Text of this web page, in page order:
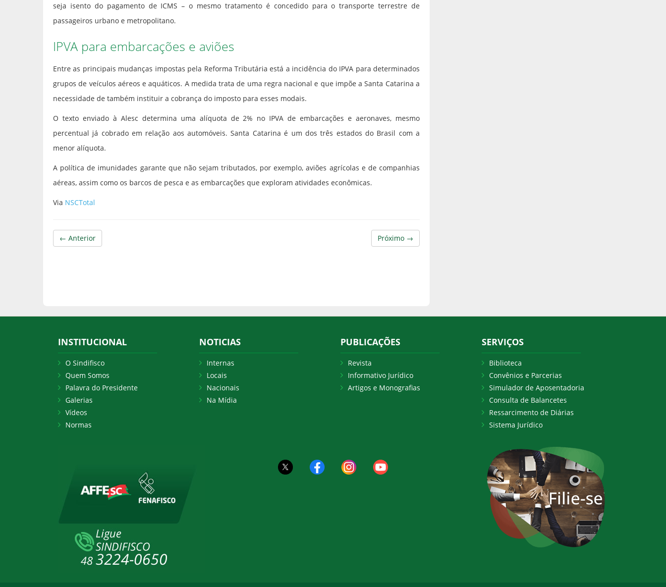
seja isento do pagamento de ICMS – o mesmo tratamento é concedido para o transporte terrestre de
passageiros urbano e metropolitano.
IPVA para embarcações e aviões
Entre as principais mudanças impostas pela Reforma Tributária está a incidência do IPVA para determinados
grupos de veículos aéreos e aquáticos. A medida trata de uma regra nacional e que impõe a Santa Catarina a
necessidade de também instituir a cobrança do imposto para esses modais.
O texto enviado à Alesc determina uma alíquota de 2% no IPVA de embarcações e aeronaves, mesmo
percentual já cobrado em relação aos automóveis. Santa Catarina é um dos três estados do Brasil com a
menor alíquota.
A política de imunidades garante que não sejam tributados, por exemplo, aviões agrícolas e de companhias
aéreas, assim como os barcos de pesca e as embarcações que exploram atividades econômicas.
Via NSCTotal
Próximo →
← Anterior
INSTITUCIONAL
O Sindifisco
Quem Somos
Palavra do Presidente
Galerias
Vídeos
Normas
NOTICIAS
Internas
Locais
Nacionais
Na Mídia
PUBLICAÇÕES
Revista
Informativo Jurídico
Artigos e Monografias
SERVIÇOS
Biblioteca
Convênios e Parcerias
Simulador de Aposentadoria
Consulta de Balancetes
Ressarcimento de Diárias
Sistema Jurídico